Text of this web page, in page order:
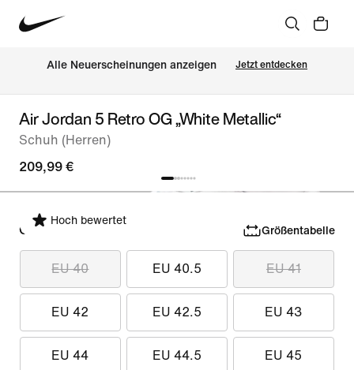
Alle Neuerscheinungen anzeigen Jetzt entdecken
Air Jordan 5 Retro OG „White Metallic“
Schuh (Herren)
209,99 €
Hoch bewertet
Größe auswählen Größentabelle
EU 40 EU 40.5 EU 41
EU 42 EU 42.5 EU 43
EU 44 EU 44.5 EU 45